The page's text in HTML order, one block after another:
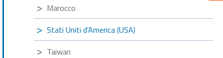
Marocco
Stati Uniti d'America (USA)
Taiwan